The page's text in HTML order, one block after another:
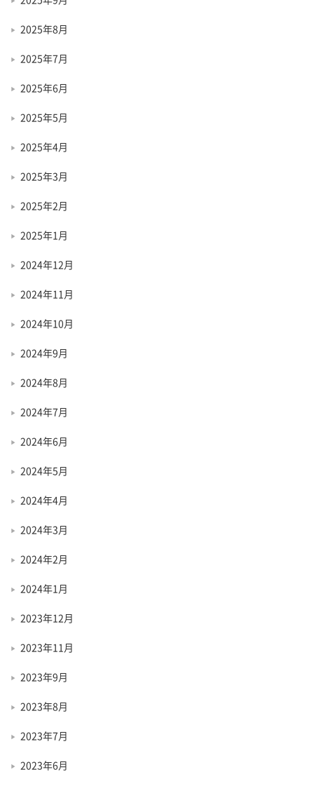
2025年8月
2025年7月
2025年6月
2025年5月
2025年4月
2025年3月
2025年2月
2025年1月
2024年12月
2024年11月
2024年10月
2024年9月
2024年8月
2024年7月
2024年6月
2024年5月
2024年4月
2024年3月
2024年2月
2024年1月
2023年12月
2023年11月
2023年9月
2023年8月
2023年7月
2023年6月